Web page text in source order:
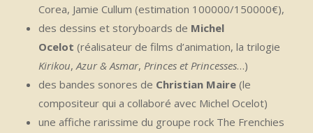
Corea, Jamie Cullum (estimation 100000/150000€),
des dessins et storyboards de Michel
Ocelot (réalisateur de films d’animation, la trilogie
Kirikou,Azur & Asmar, Princes et Princesses…)
des bandes sonores de Christian Maire (le
compositeur qui a collaboré avec Michel Ocelot)
une affiche rarissime du groupe rock The Frenchies